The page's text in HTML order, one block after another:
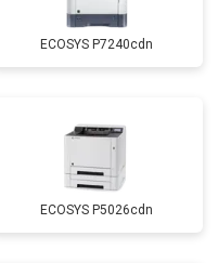
ECOSYS P7240cdn
ECOSYS P5026cdn